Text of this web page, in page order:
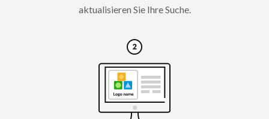
aktualisieren Sie Ihre Suche.